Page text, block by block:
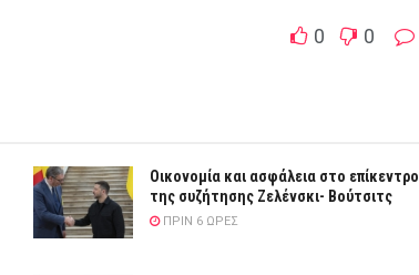
0 0
Οικονομία και ασφάλεια στο επίκεντρο
της συζήτησης Ζελένσκι- Βούτσιτς
ΠΡΙΝ 6 ΏΡΕΣ